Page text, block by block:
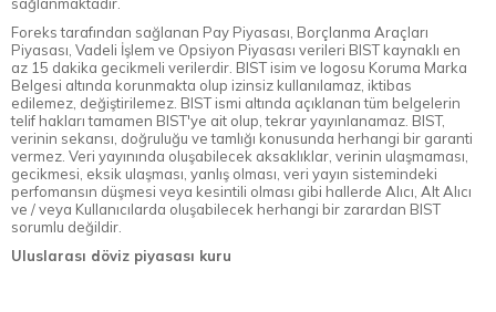
Foreks tarafından sağlanan Pay Piyasası, Borçlanma Araçları
Piyasası, Vadeli İşlem ve Opsiyon Piyasası verileri BIST kaynaklı en
az 15 dakika gecikmeli verilerdir. BIST isim ve logosu Koruma Marka
Belgesi altında korunmakta olup izinsiz kullanılamaz, iktibas
edilemez, değiştirilemez. BIST ismi altında açıklanan tüm belgelerin
telif hakları tamamen BIST'ye ait olup, tekrar yayınlanamaz. BIST,
verinin sekansı, doğruluğu ve tamlığı konusunda herhangi bir garanti
vermez. Veri yayınında oluşabilecek aksaklıklar, verinin ulaşmaması,
gecikmesi, eksik ulaşması, yanlış olması, veri yayın sistemindeki
perfomansın düşmesi veya kesintili olması gibi hallerde Alıcı, Alt Alıcı
ve / veya Kullanıcılarda oluşabilecek herhangi bir zarardan BIST
sorumlu değildir.
Uluslarası döviz piyasası kuru